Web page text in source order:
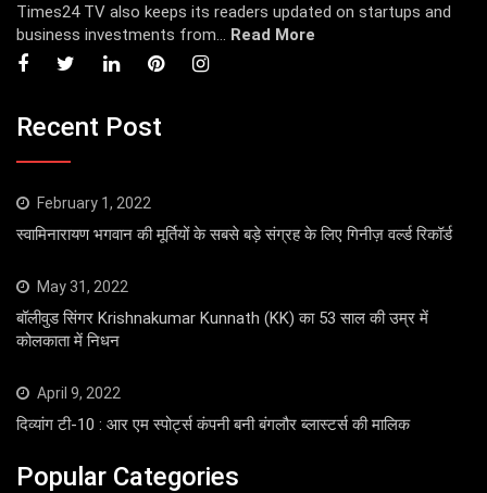
Times24 TV also keeps its readers updated on startups and
business investments from...
Read More
Recent Post
February 1, 2022
स्वामिनारायण भगवान की मूर्तियों के सबसे बड़े संग्रह के लिए गिनीज़ वर्ल्ड रिकॉर्ड
May 31, 2022
बॉलीवुड सिंगर Krishnakumar Kunnath (KK) का 53 साल की उम्र में
कोलकाता में निधन
April 9, 2022
दिव्यांग टी-10 : आर एम स्पोर्ट्स कंपनी बनी बंगलौर ब्लास्टर्स की मालिक
Popular Categories